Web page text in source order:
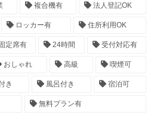
複合機有 法人登記OK
ロッカー有 住所利用OK
定席有 24時間 受付対応有
おしゃれ 高級 喫煙可
き 風呂付き 宿泊可
無料プラン有